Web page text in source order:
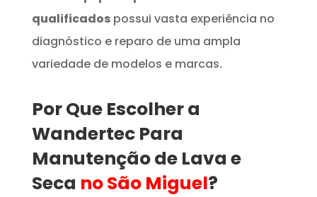
qualificadospossui vasta experiência no
diagnóstico e reparo de uma ampla
variedade de modelos e marcas.
Por Que Escolher a
Wandertec Para
Manutenção de Lava e
Seca no São Miguel?